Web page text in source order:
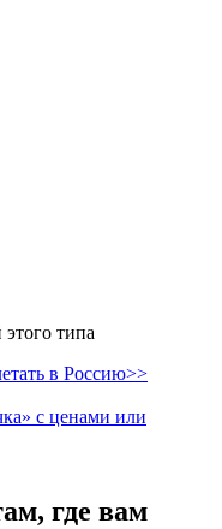
типа
в Россию>>
с ценами или
где вам